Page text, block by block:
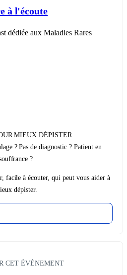
à l'écoute
dédiée aux Maladies Rares
MIEUX DÉPISTER
? Pas de diagnostic ? Patient en
?
facile à écouter, qui peut vous aider à
dépister.
CET ÉVÉNEMENT